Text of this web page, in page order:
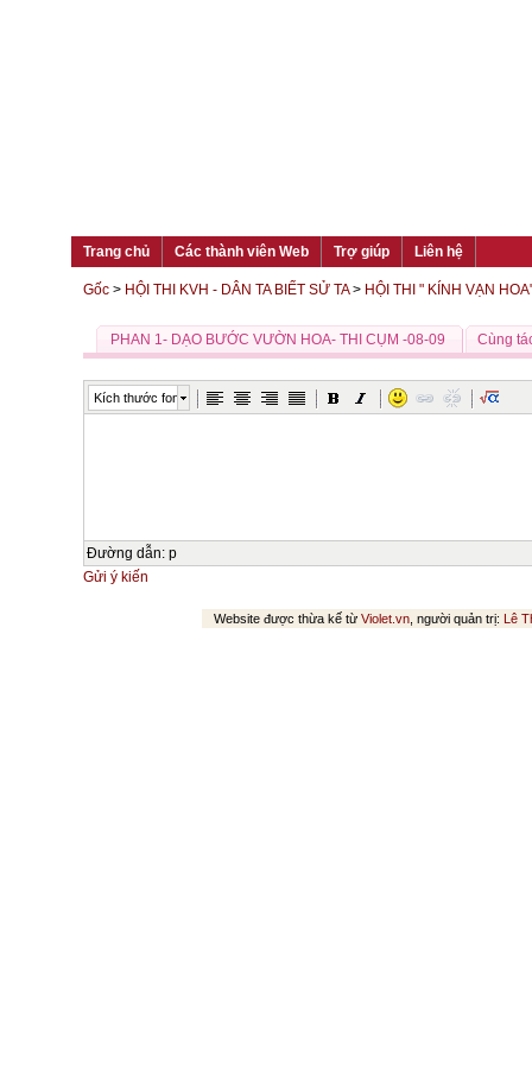
Trang chủ Các thành viên Web Trợ giúp Liên hệ
Gốc > HỘI THI KVH - DÂN TA BIẾT SỬ TA> HỘI THI " KÍNH VẠN
PHAN 1- DẠO BƯỚC VƯỜN HOA- THI CỤM -08-09 Cùng
Kích thước font
Đường dẫn: p
Gửi ý kiến
Website được thừa kế từ Violet.vn , người quản trị: Lê